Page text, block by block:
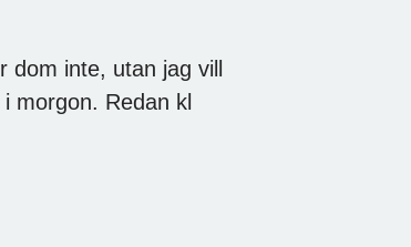
dom inte, utan jag vill
morgon. Redan kl